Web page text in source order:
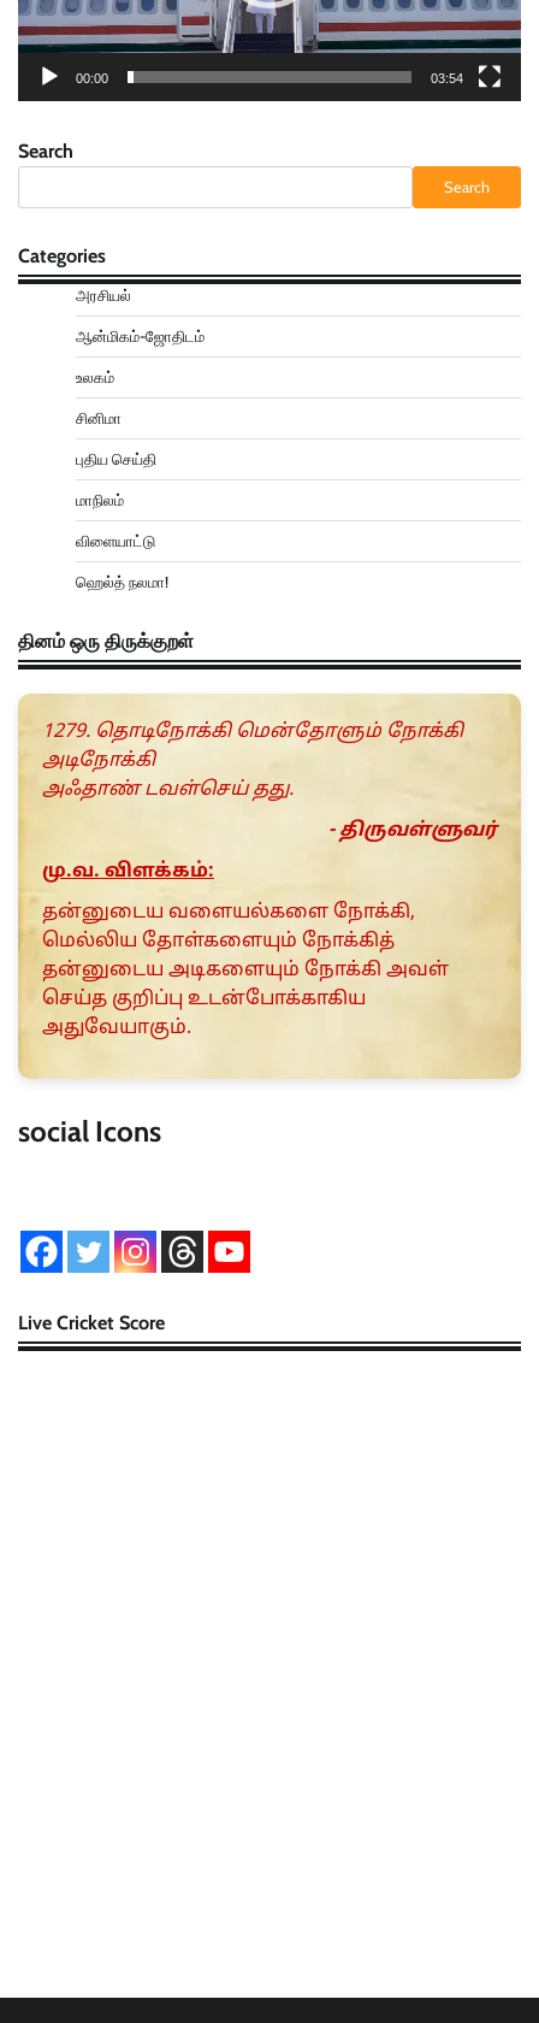
00:00 03:54
Search
Search
Categories
அரசியல்
ஆன்மிகம்-ஜோதிடம்
உலகம்
சினிமா
புதிய செய்தி
மாநிலம்
விளையாட்டு
ஹெல்த் நலமா!
தினம் ஒரு திருக்குறள்
1279. தொடிநோக்கி மென்தோளும் நோக்கி
அடிநோக்கி
அஃதாண் டவள்செய் தது.
- திருவள்ளுவர்
மு.வ. விளக்கம்:
தன்னுடைய வளையல்களை நோக்கி,
மெல்லிய தோள்களையும் நோக்கித்
தன்னுடைய அடிகளையும் நோக்கி அவள்
செய்த குறிப்பு உடன்போக்காகிய
அதுவேயாகும்.
social Icons
Live Cricket Score